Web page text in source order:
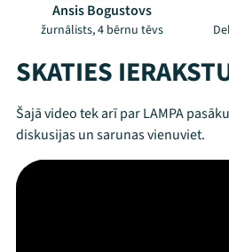
Ansis Bogustovs
žurnālists, 4 bērnu tēvs
SKATIES
Šajā video tek arī par LAMPA
diskusijas un sarunas vienuviet.